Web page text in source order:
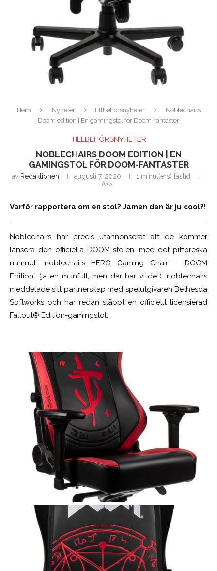
Hem Nyheter Tillbehörsnyheter
Noblechairs
Doom edition | En gamingstol för Doom-fantaster
TILLBEHÖRSNYHETER
NOBLECHAIRS DOOM EDITION | EN
GAMINGSTOL FÖR DOOM-FANTASTER
av Redaktionen augusti 7, 2020
1 minut(ers) lästid
A+A-
Varför rapportera om en stol? Jamen den är ju cool?!
Noblechairs har precis utannonserat att de kommer
lansera den officiella DOOM-stolen, med det pittoreska
namnet ”noblechairs HERO Gaming Chair – DOOM
Edition” (ja en munfull, men där har vi det). noblechairs
meddelade sitt partnerskap med spelutgivaren Bethesda
Softworks och har redan släppt en officiellt licensierad
Fallout® Edition-gamingstol.